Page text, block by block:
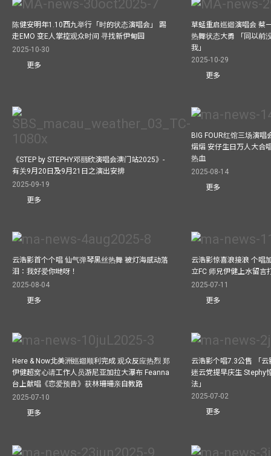
陈健安明年1.10西九举行「时的状态演唱会」 踢
走EMO 变E人掌控观众时间 寻找新伊甸园
2025-10-30
更多
草蜢重启巡迴演唱会 蔡
热舞状态大勇 「同以前
我」
2025-10-29
更多
《STEP by STEPHY邓丽欣演唱会澳门站2025》-
有关9月20日及9月21日之演出安排
2025-09-19
更多
BIG FOUR红馆三场演
熠熠 安仔生日万人大合
热血
2025-08-14
更多
云浩影首个个唱 仙气弹琴黑丝热舞 被灯海感动落
泪：我好爱你哋呀！
2025-08-04
更多
云浩影惊喜浪接浪 个唱
立FC 师兄伊健上水留言
2025-07-11
更多
Here & Now北美洲巡迴顺利完成 观众反应热烈 郑
伊健超窝心请工作人员游尼亚加拉大瀑布 Feanna
台上献唱《恋爱预告》获林珊珊亲自教路
2025-07-10
更多
云浩影个唱7.3公售 「
迷云党提早庆生 Stephy
法」
2025-07-02
更多